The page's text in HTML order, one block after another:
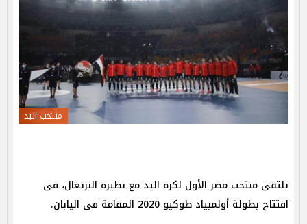
منتخب اليد
يلتقى منتخب مصر الأول لكرة اليد مع نظيره البرتغال، فى
افتتاح بطولة أولمبياد طوكيو 2020 المقامة فى اليابان.